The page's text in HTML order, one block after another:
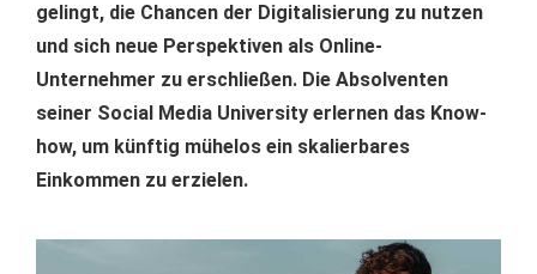
gelingt, die Chancen der Digitalisierung zu nutzen
und sich neue Perspektiven als Online-
Unternehmer zu erschließen. Die Absolventen
seiner Social Media University erlernen das Know-
how, um künftig mühelos ein skalierbares
Einkommen zu erzielen.